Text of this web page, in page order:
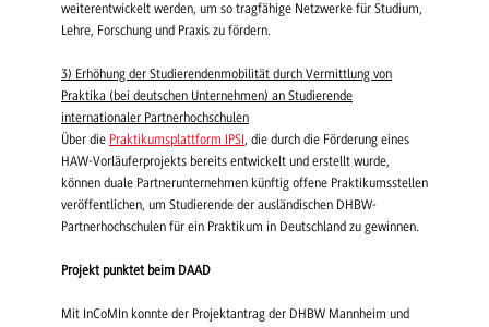
weiterentwickelt werden, um so tragfähige Netzwerke für Studium,
Lehre, Forschung und Praxis zu fördern.
3) Erhöhung der Studierendenmobilität durch Vermittlung von
Praktika (bei deutschen Unternehmen) an Studierende
internationaler Partnerhochschulen
Über die Praktikumsplattform IPSI, die durch die Förderung eines
HAW-Vorläuferprojekts bereits entwickelt und erstellt wurde,
können duale Partnerunternehmen künftig offene Praktikumsstellen
veröffentlichen, um Studierende der ausländischen DHBW-
Partnerhochschulen für ein Praktikum in Deutschland zu gewinnen.
Projekt punktet beim DAAD
Mit InCoMIn konnte der Projektantrag der DHBW Mannheim und